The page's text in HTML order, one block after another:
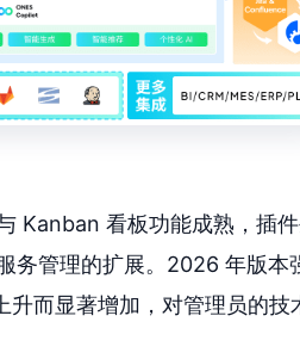
Kanban 看板功能成熟，插
务管理的扩展。2026 年版本
而显著增加，对管理员的技